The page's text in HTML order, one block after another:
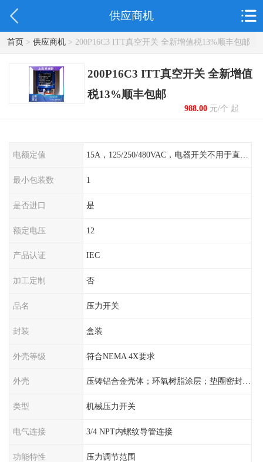
供应商机
首页> 供应商机> 200P16C3 ITT真空开关 全新增值税13%顺丰包邮
200P16C3 ITT真空开关 全新增值
税13%顺丰包邮
988.00元/个 起
电额定值
最小包装数 1
是否进口 是
额定电压 12
产品认证 IEC
加工定制 否
品名 压力开关
封装 盒装
外壳等级 符合NEMA 4X要求
外壳 压铸铝合金壳体；环氧树脂涂层；垫圈密封；卡紧螺丝
类型 机械压力开关
电气连接 3/4 NPT内螺纹导管连接
功能特性 压力调节范围